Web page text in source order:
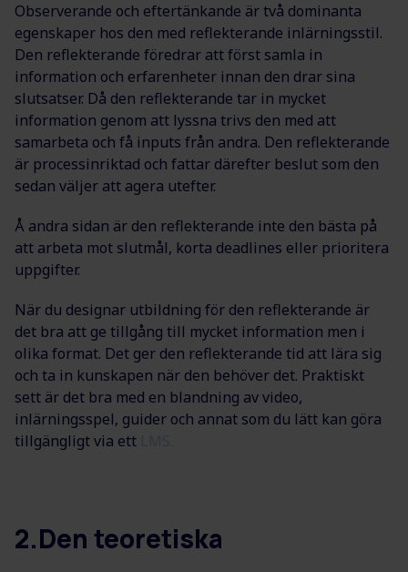
Observerande och eftertänkande är två dominanta
egenskaper hos den med reflekterande inlärningsstil.
Den reflekterande föredrar att först samla in
information och erfarenheter innan den drar sina
slutsatser. Då den reflekterande tar in mycket
information genom att lyssna trivs den med att
samarbeta och få inputs från andra. Den reflekterande
är processinriktad och fattar därefter beslut som den
sedan väljer att agera utefter.
Å andra sidan är den reflekterande inte den bästa på
att arbeta mot slutmål, korta deadlines eller prioritera
uppgifter.
När du designar utbildning för den reflekterande är
det bra att ge tillgång till mycket information men i
olika format. Det ger den reflekterande tid att lära sig
och ta in kunskapen när den behöver det. Praktiskt
sett är det bra med en blandning av video,
inlärningsspel, guider och annat som du lätt kan göra
tillgängligt via ett
2.Den teoretiska